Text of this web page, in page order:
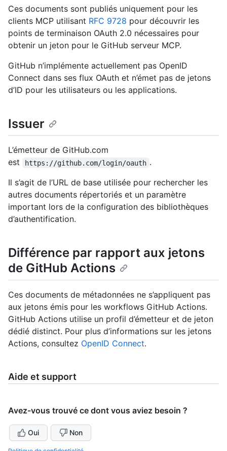
Ces documents sont publiés uniquement pour les
clients MCP utilisant RFC 9728 pour découvrir les
points de terminaison OAuth 2.0 nécessaires pour
obtenir un jeton pour le GitHub serveur MCP.
GitHub n’implémente actuellement pas OpenID
Connect dans ses flux OAuth et n’émet pas de jetons
d’ID pour les utilisateurs ou les applications.
Issuer
L’émetteur de GitHub.com
est
https://github.com/login/oauth .
Il s’agit de l’URL de base utilisée pour rechercher les
autres documents répertoriés et un paramètre
important lors de la configuration des bibliothèques
d’authentification.
Différence par rapport aux jetons
de GitHub Actions
Ces documents de métadonnées ne s’appliquent pas
aux jetons émis pour les workflows GitHub Actions.
GitHub Actions utilise un profil d’émetteur et de jeton
dédié distinct. Pour plus d’informations sur les jetons
Actions, consultez OpenID Connect.
Aide et support
Avez-vous trouvé ce dont vous aviez besoin ?
Oui Non